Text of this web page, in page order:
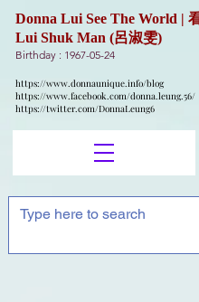
Donna Lui See The World |
Lui Shuk Man (呂淑雯)
Birthday : 1967-05-24
https://www.donnaunique.info/blog
https://www.facebook.com/donna.leung.56/
https://twitter.com/DonnaLeung6